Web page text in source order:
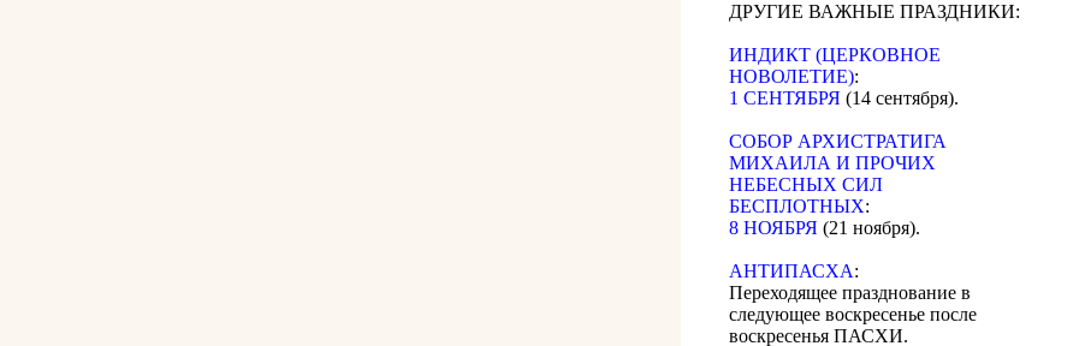
ДРУГИЕ ВАЖНЫЕ ПРАЗДНИКИ:
ИНДИКТ (ЦЕРКОВНОЕ
НОВОЛЕТИЕ):
1 СЕНТЯБРЯ (14 сентября).
CОБОР АРХИСТРАТИГА
МИХАИЛА И ПРОЧИХ
НЕБЕСНЫХ СИЛ
БЕСПЛОТНЫХ:
8 НОЯБРЯ (21 ноября).
АНТИПАСХА:
Переходящее празднование в
следующее воскресенье после
воскресенья ПАСХИ.